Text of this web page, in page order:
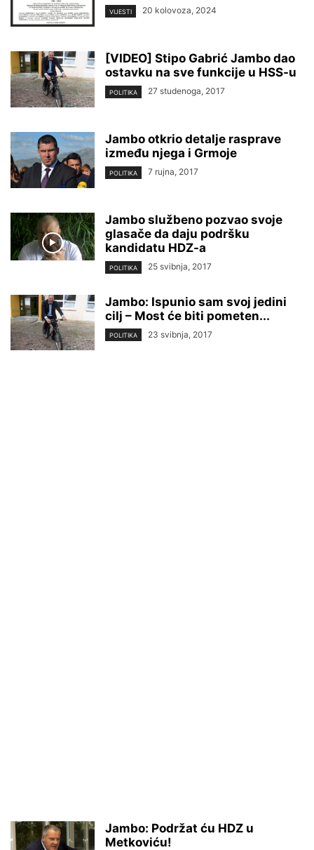
VIJESTI 20 kolovoza, 2024
[VIDEO] Stipo Gabrić Jambo dao
ostavku na sve funkcije u HSS-u
POLITIKA 27 studenoga, 2017
Jambo otkrio detalje rasprave
između njega i Grmoje
POLITIKA 7 rujna, 2017
Jambo službeno pozvao svoje
glasače da daju podršku
kandidatu HDZ-a
POLITIKA 25 svibnja, 2017
Jambo: Ispunio sam svoj jedini
cilj – Most će biti pometen...
POLITIKA 23 svibnja, 2017
Jambo: Podržat ću HDZ u
Metkoviću!